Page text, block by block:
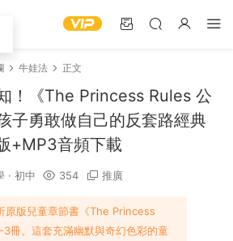
牛娃法 正文
！《The Princess Rules 公
子勇敢做自己的反套路經典​
+MP3音頻下載
· 初中 354 推廣
原版兒童章節書《The Princess
3冊。這套充滿幽默與奇幻色彩的童